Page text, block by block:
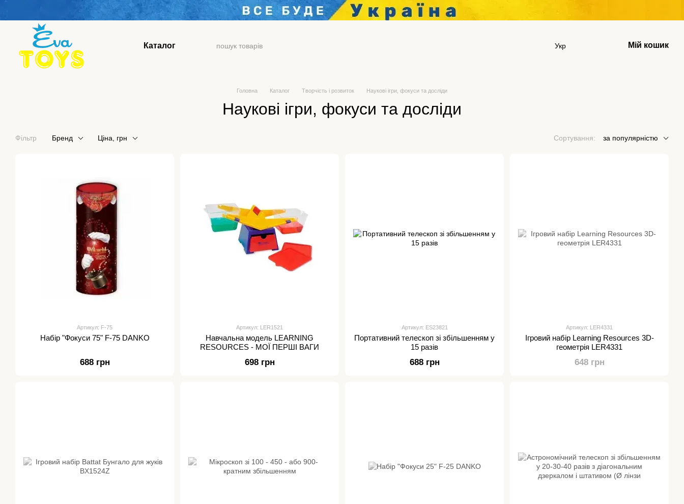
Перейти до основного контенту
Каталог Укр Мій кошик
Головна Каталог Творчість і розвиток Наукові ігри, фокуси та досліди
Наукові ігри, фокуси та досліди
Фільтр Бренд Ціна, грн Сортування: за популярністю
Артикул: F-75
Набір "Фокуси 75" F-75 DANKO
688 грн
Артикул: LER1521
Навчальна модель LEARNING
RESOURCES - МОЇ ПЕРШІ ВАГИ
698 грн
Артикул: ES23821
Портативний телескоп зі збільшенням у
15 разів
688 грн
Артикул: LER4331
Ігровий набір Learning Resources 3D-
геометрія LER4331
648 грн